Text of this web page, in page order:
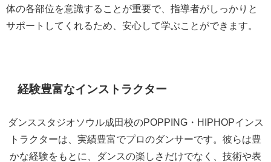
体の各部位を意識することが重要で、指導者がしっかりと
サポートしてくれるため、安心して学ぶことができます。
経験豊富なインストラクター
ダンススタジオソウル成田校のPOPPING・HIPHOPインス
トラクターは、実績豊富でプロのダンサーです。彼らは豊
かな経験をもとに、ダンスの楽しさだけでなく、技術や表